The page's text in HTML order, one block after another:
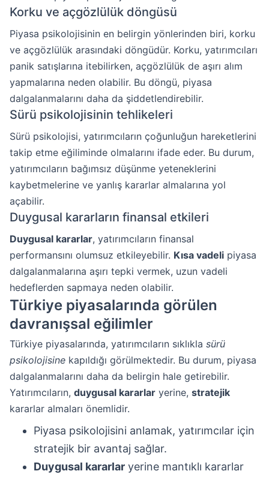
Korku ve açgözlülük döngüsü
Piyasa psikolojisinin en belirgin yönlerinden biri, korku
ve açgözlülük arasındaki döngüdür. Korku, yatırımcıları
panik satışlarına itebilirken, açgözlülük de aşırı alım
yapmalarına neden olabilir. Bu döngü, piyasa
dalgalanmalarını daha da şiddetlendirebilir.
Sürü psikolojisinin tehlikeleri
Sürü psikolojisi, yatırımcıların çoğunluğun hareketlerini
takip etme eğiliminde olmalarını ifade eder. Bu durum,
yatırımcıların bağımsız düşünme yeteneklerini
kaybetmelerine ve yanlış kararlar almalarına yol
açabilir.
Duygusal kararların finansal etkileri
Duygusal kararlar, yatırımcıların finansal
performansını olumsuz etkileyebilir. Kısa vadeli piyasa
dalgalanmalarına aşırı tepki vermek, uzun vadeli
hedeflerden sapmaya neden olabilir.
Türkiye piyasalarında görülen
davranışsal eğilimler
Türkiye piyasalarında, yatırımcıların sıklıkla sürü
psikolojisine kapıldığı görülmektedir. Bu durum, piyasa
dalgalanmalarını daha da belirgin hale getirebilir.
Yatırımcıların, duygusal kararlar yerine, stratejik
kararlar almaları önemlidir.
Piyasa psikolojisini anlamak, yatırımcılar için
stratejik bir avantaj sağlar.
Duygusal kararlar yerine mantıklı kararlar